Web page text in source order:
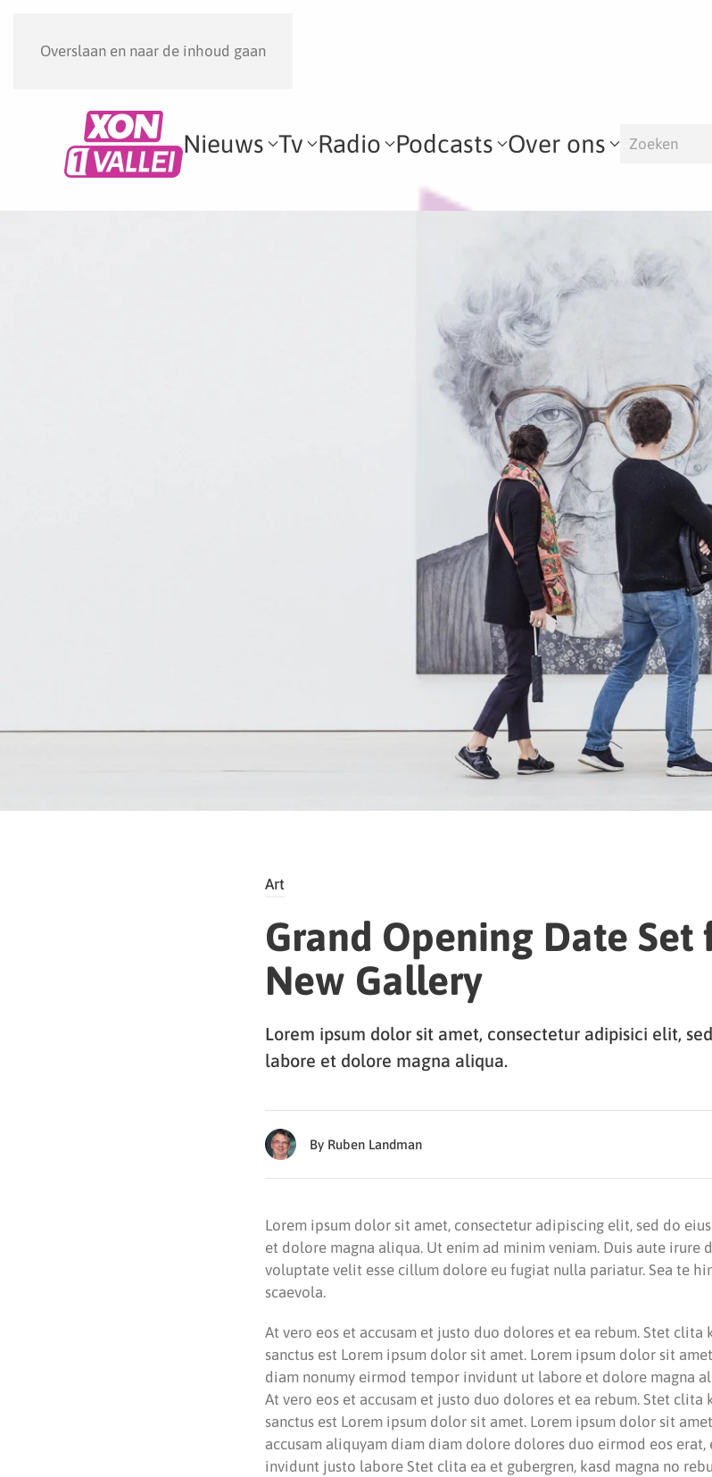
Overslaan en naar de inhoud gaan
Nieuws Tv Radio Podcasts Over ons
Art
Grand Opening Date Set
New Gallery
Lorem ipsum dolor sit amet, consectetur adipisici elit,
labore et dolore magna aliqua.
By Ruben Landman
Lorem ipsum dolor sit amet, consectetur adipiscing elit, sed do
et dolore magna aliqua. Ut enim ad minim veniam. Duis aute irure
voluptate velit esse cillum dolore eu fugiat nulla pariatur. Sea te
scaevola.
At vero eos et accusam et justo duo dolores et ea rebum. Stet clita
sanctus est Lorem ipsum dolor sit amet. Lorem ipsum dolor sit
diam nonumy eirmod tempor invidunt ut labore et dolore magna
At vero eos et accusam et justo duo dolores et ea rebum. Stet clita
sanctus est Lorem ipsum dolor sit amet. Lorem ipsum dolor sit
accusam aliquyam diam diam dolore dolores duo eirmod eos erat,
invidunt justo labore Stet clita ea et gubergren, kasd magna no